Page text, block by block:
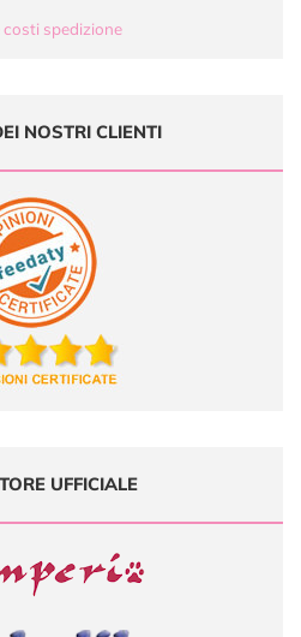
costi spedizione
NOSTRI CLIENTI
UFFICIALE